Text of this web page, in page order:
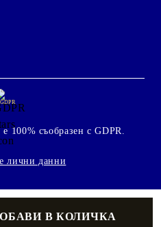
GDPR
100% съобразен с GDPR.
лични данни